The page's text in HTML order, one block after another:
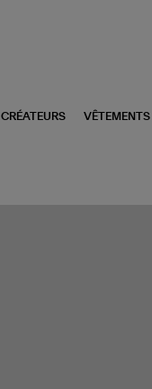
CRÉATEURS VÊTEMENTS